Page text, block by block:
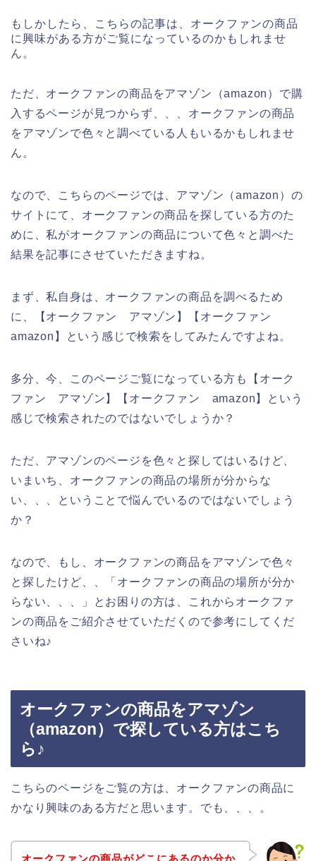
もしかしたら、こちらの記事は、オークファンの商品
に興味がある方がご覧になっているのかもしれませ
ん。
ただ、オークファンの商品をアマゾン（amazon）で購
入するページが見つからず、、、オークファンの商品
をアマゾンで色々と調べている人もいるかもしれませ
ん。
なので、こちらのページでは、アマゾン（amazon）の
サイトにて、オークファンの商品を探している方のた
めに、私がオークファンの商品について色々と調べた
結果を記事にさせていただきますね。
まず、私自身は、オークファンの商品を調べるため
に、【オークファン アマゾン】【オークファン
amazon】という感じで検索をしてみたんですよね。
多分、今、このページご覧になっている方も【オーク
ファン アマゾン】【オークファン amazon】という
感じで検索されたのではないでしょうか？
ただ、アマゾンのページを色々と探してはいるけど、
いまいち、オークファンの商品の場所が分からな
い、、、ということで悩んでいるのではないでしょう
か？
なので、もし、オークファンの商品をアマゾンで色々
と探したけど、、「オークファンの商品の場所が分か
らない、、、」とお困りの方は、これからオークファ
ンの商品をご紹介させていただくので参考にしてくだ
さいね♪
オークファンの商品をアマゾン
（amazon）で探している方はこち
ら♪
こちらのページをご覧の方は、オークファンの商品に
かなり興味のある方だと思います。でも、、、。